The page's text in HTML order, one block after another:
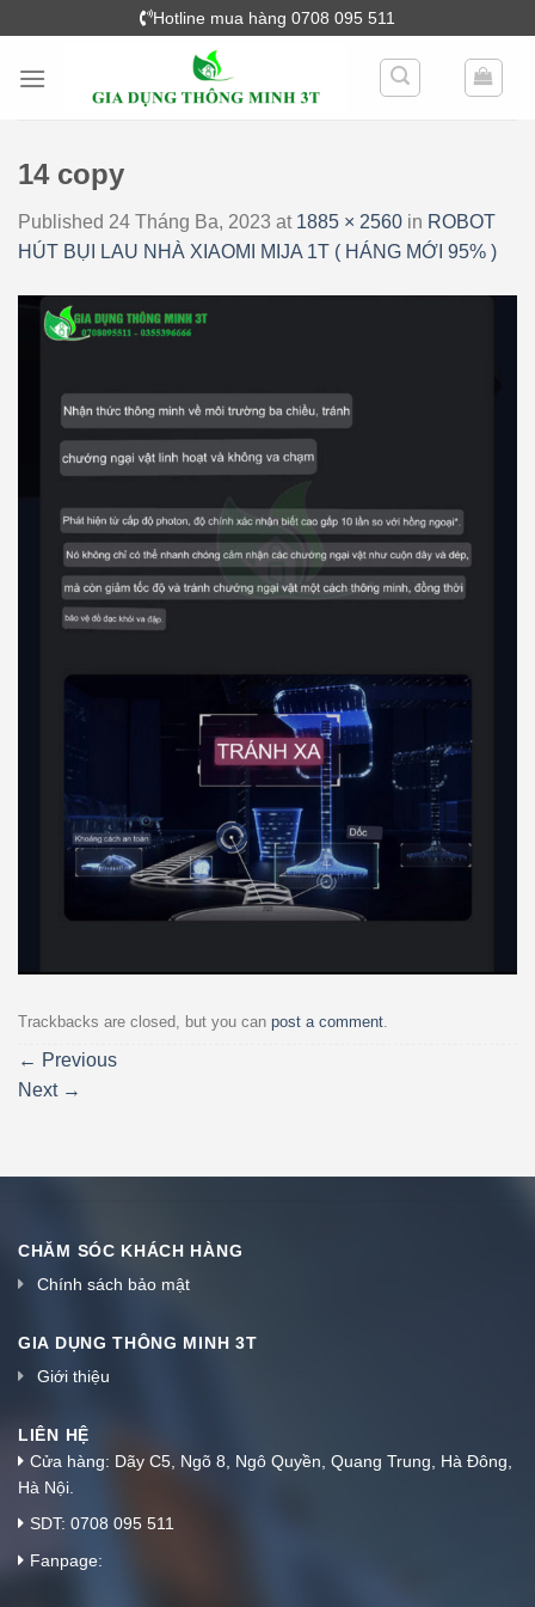
content
Hotline mua hàng 0708 095 511
14 copy
Published 24 Tháng Ba, 2023 at 1885 × 2560 in ROBOT
HÚT BỤI LAU NHÀ XIAOMI MIJA 1T ( HÁNG MỚI 95% )
Trackbacks are closed, but you can post a comment.
← Previous
Next →
CHĂM SÓC KHÁCH HÀNG
Chính sách bảo mật
GIA DỤNG THÔNG MINH 3T
Giới thiệu
LIÊN HỆ
Cửa hàng: Dãy C5, Ngõ 8, Ngô Quyền, Quang Trung, Hà Đông,
Hà Nội.
SDT: 0708 095 511
Fanpage: